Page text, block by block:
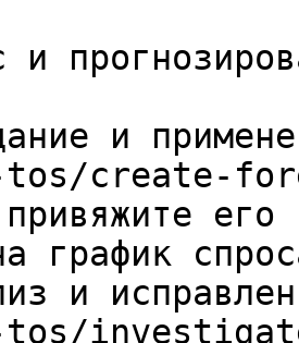
и
и
create-
график
и